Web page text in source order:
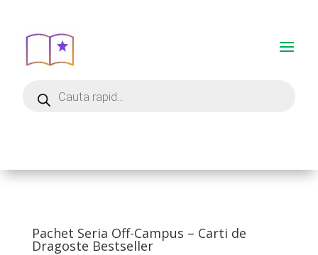
Pachet Seria Off-Campus – Carti de
Dragoste Bestseller